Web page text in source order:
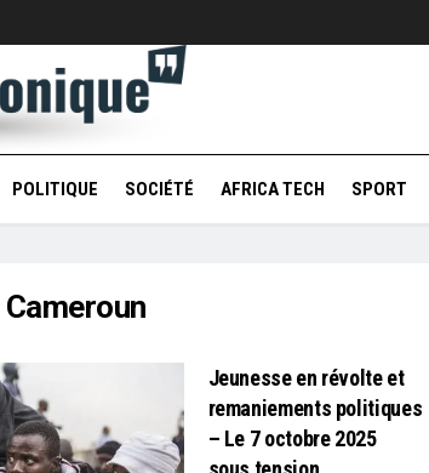
POLITIQUE SOCIÉTÉ AFRICA TECH SPORT
Cameroun
Jeunesse en révolte et
remaniements politiques
– Le 7 octobre 2025